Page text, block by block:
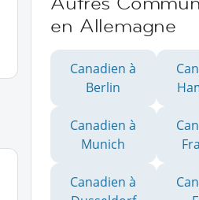
en Allemagne
Canadien à
Berlin
Canadien à
Munich
Canadien à